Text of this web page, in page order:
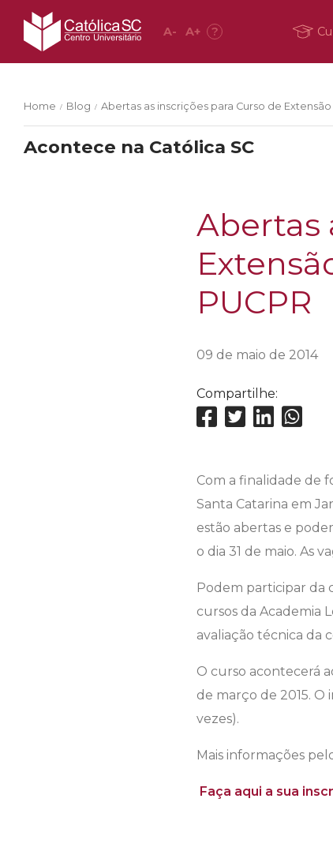
A- A+ ?
Home / Blog / Abertas as inscrições para Curso de
Acontece na Católica SC
Abertas
PUCPR
09 de maio de 2014
Compartilhe:
Com a finalidade de
Santa Catarina em
estão abertas e
o dia 31 de maio. As
Podem participar da
cursos da Academia
avaliação técnica da
O curso acontecerá
de março de 2015. O
vezes).
Mais informações
Faça aqui a sua